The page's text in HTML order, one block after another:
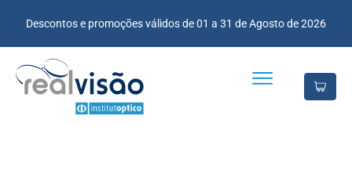
Descontos e promoções válidos de 01 a 31 de Agosto de 2026